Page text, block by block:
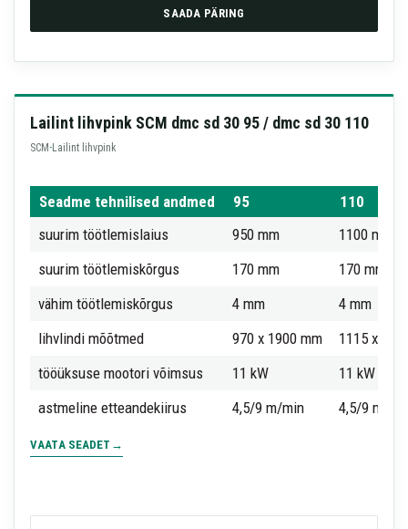
SAADA PÄRING
Lailint lihvpink SCM dmc sd 30 95 / dmc sd 30 110
SCM ·Lailint lihvpink
Seadme tehnilised andmed 95
110
suurim töötlemislaius
950 mm
1100 mm
suurim töötlemiskõrgus
170 mm
170 mm
vähim töötlemiskõrgus
4 mm
4 mm
lihvlindi mõõtmed
970 x 1900 mm
1115 x
tööüksuse mootori võimsus
11 kW
11 kW
astmeline etteandekiirus
4,5/9 m/min 4,5/9 m/
VAATA SEADET